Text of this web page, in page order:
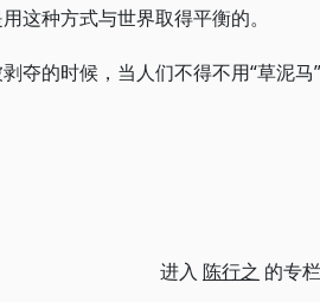
这种方式与世界取得平衡的。
夺的时候，当人们不得不用“草泥马
进入 陈行之 的专